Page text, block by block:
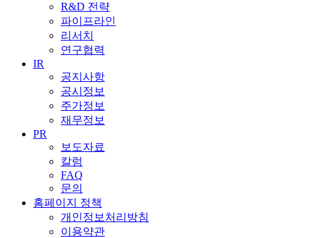
R&D 전략
파이프라인
리서치
연구협력
IR
공지사항
공시정보
주가정보
재무정보
PR
보도자료
칼럼
FAQ
문의
홈페이지 정책
개인정보처리방침
이용약관